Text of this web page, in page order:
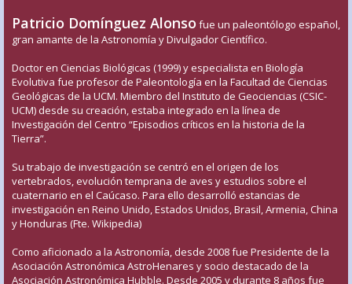
Patricio Domínguez Alonso fue un paleontólogo español,
gran amante de la Astronomía y Divulgador Científico.
Doctor en Ciencias Biológicas (1999) y especialista en Biología
Evolutiva fue profesor de Paleontología en la Facultad de Ciencias
Geológicas de la UCM. Miembro del Instituto de Geociencias (CSIC-
UCM) desde su creación, estaba integrado en la línea de
Investigación del Centro “Episodios críticos en la historia de la
Tierra”.
Su trabajo de investigación se centró en el origen de los
vertebrados, evolución temprana de aves y estudios sobre el
cuaternario en el Caúcaso. Para ello desarrolló estancias de
investigación en Reino Unido, Estados Unidos, Brasil, Armenia, China
y Honduras (Fte. Wikipedia)
Como aficionado a la Astronomía, desde 2008 fue Presidente de la
Asociación Astronómica AstroHenares y socio destacado de la
Asociación Astronómica Hubble. Desde 2005 y durante 8 años fue